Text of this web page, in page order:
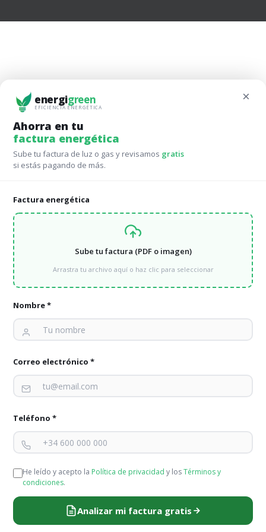
Horario Tarifa 2.0 DHA
Electricidad ,Tarifas luz 13 de enero de 2021
Horario Tarifa 2.0 DHA En el Real Decreto
647/2011, de 9 de mayo, se definen los tramos
horarios de la Tarifa 2.0DHA: P1 (Punta) y P2
(Valle). Los horarios de cada tramo varían en función
si es horario de invierno o de verano. La tarifa
Aviso legal /Política de privacidad
energigreen
EFICIENCIA ENERGÉTICA
Ahorra en tu
factura energética
Sube tu factura de luz o gas y revisamos gratis
si estás pagando de más.
×
Factura energética
Sube tu factura (PDF o imagen)
Arrastra tu archivo aquí o haz clic para seleccionar
Nombre *
Correo electrónico *
Teléfono *
He leído y acepto la Política de privacidad y losTérminos y
condiciones.
Analizar mi factura gratis